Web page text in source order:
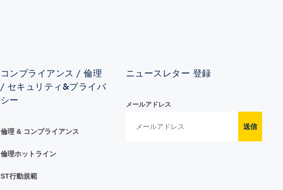
コンプライアンス / 倫理
/ セキュリティ&プライバ
シー
倫理 & コンプライアンス
倫理ホットライン
ST行動規範
ニュースレター 登録
メールアドレス
送信